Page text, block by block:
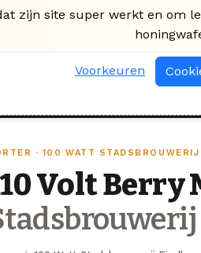
· 100 WATT STADSBROUWERIJ
Volt Berry
zijn site super werkt en om
Voorkeuren